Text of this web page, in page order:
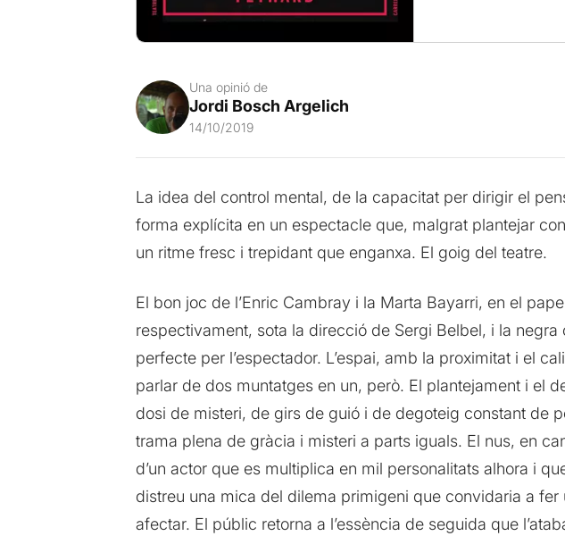
Una opinió de
Jordi Bosch Argelich
14/10/2019
La idea del control mental, de la capacitat per dirigir el
forma explícita en un espectacle que, malgrat plantejar
un ritme fresc i trepidant que enganxa. El goig del teatre.
El bon joc de l’Enric Cambray i la Marta Bayarri, en el
respectivament, sota la direcció de Sergi Belbel, i la
perfecte per l’espectador. L’espai, amb la proximitat i el
parlar de dos muntatges en un, però. El plantejament i el
dosi de misteri, de girs de guió i de degoteig constant de
trama plena de gràcia i misteri a parts iguals. El nus, en
d’un actor que es multiplica en mil personalitats alhora i
distreu una mica del dilema primigeni que convidaria a
afectar. El públic retorna a l’essència de seguida que